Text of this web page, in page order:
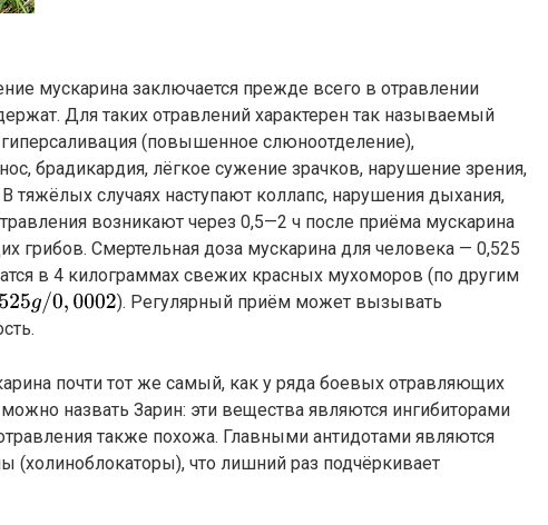
мускарина заключается прежде всего в отравлении
Для таких отравлений характерен так называемый
(повышенное слюноотделение),
брадикардия, лёгкое сужение зрачков, нарушение зрения,
тяжёлых случаях наступают коллапс, нарушения дыхания,
возникают через 0,5—2 ч после приёма мускарина
грибов. Смертельная доза мускарина для человека — 0,525
в 4 килограммах свежих красных мухоморов (по другим
). Регулярный приём может вызывать
почти тот же самый, как у ряда боевых отравляющих
назвать Зарин: эти вещества являются ингибиторами
также похожа. Главными антидотами являются
(холиноблокаторы), что лишний раз подчёркивает